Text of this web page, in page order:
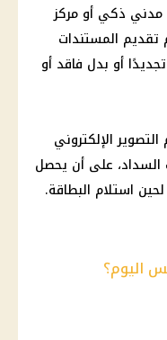
مدني ذكي أو مركز
تقديم المستندات
أو بدل فاقد أو
الإلكتروني
السداد، على أن يحصل
استلام البطاقة.
اليوم؟